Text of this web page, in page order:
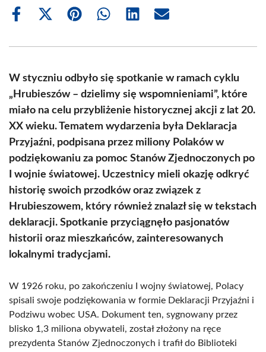
Share
Share
(Twitter)
Share Share Share Share
W styczniu odbyło się spotkanie w ramach cyklu
„Hrubieszów – dzielimy się wspomnieniami”, które
miało na celu przybliżenie historycznej akcji z lat 20.
XX wieku. Tematem wydarzenia była Deklaracja
Przyjaźni, podpisana przez miliony Polaków w
podziękowaniu za pomoc Stanów Zjednoczonych po
I wojnie światowej. Uczestnicy mieli okazję odkryć
historię swoich przodków oraz związek z
Hrubieszowem, który również znalazł się w tekstach
deklaracji. Spotkanie przyciągnęło pasjonatów
historii oraz mieszkańców, zainteresowanych
lokalnymi tradycjami.
W 1926 roku, po zakończeniu I wojny światowej, Polacy
spisali swoje podziękowania w formie Deklaracji Przyjaźni i
Podziwu wobec USA. Dokument ten, sygnowany przez
blisko 1,3 miliona obywateli, został złożony na ręce
prezydenta Stanów Zjednoczonych i trafił do Biblioteki